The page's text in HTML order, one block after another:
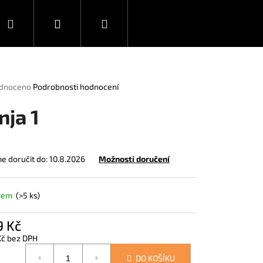
Novinky Ediční plán
Přihlášení
Podrobnosti hodnocení
1
doručit do:10.8.2026 Možnosti doručení
(>5 ks)
Kč
bez DPH
DO KOŠÍKU